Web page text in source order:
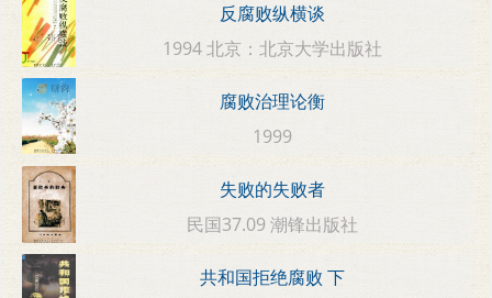
反腐败纵横谈
1994 北京：北京大学出版社
腐败治理论衡
1999
失败的失败者
民国37.09 潮锋出版社
共和国拒绝腐败 下